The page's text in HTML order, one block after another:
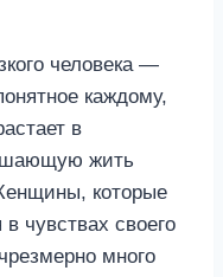
человека —
каждому,
в
жить
которые
чувствах своего
много